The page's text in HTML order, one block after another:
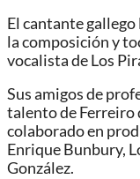
El cantante gallego
la composición y
vocalista de Los
Sus amigos de
talento de Ferreiro
colaborado en
Enrique Bunbury,
González.